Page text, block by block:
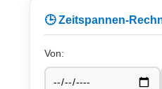
🕒 Zeitspannen-
Von: